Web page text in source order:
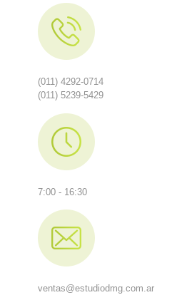
(011) 4292-0714
(011) 5239-5429
7:00 - 16:30
ventas@estudiodmg.com.ar